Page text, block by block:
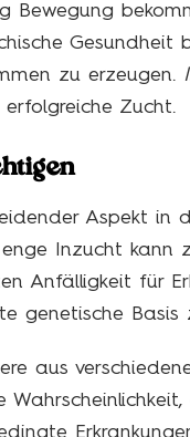
zu erzeugen.
Zucht.
Aspekt in
Inzucht kann
Anfälligkeit für
genetische Basis
aus